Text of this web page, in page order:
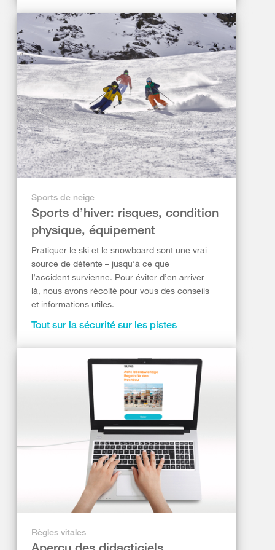
Sports de neige
Sports d’hiver: risques, condition
physique, équipement
Pratiquer le ski et le snowboard sont une vrai
source de détente – jusqu’à ce que
l’accident survienne. Pour éviter d’en arriver
là, nous avons récolté pour vous des conseils
et informations utiles.
Tout sur la sécurité sur les pistes
Règles vitales